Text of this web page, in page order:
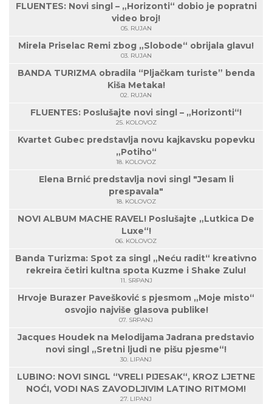
FLUENTES: Novi singl – „Horizonti“ dobio je popratni
video broj!
05. RUJAN
Mirela Priselac Remi zbog „Slobode“ obrijala glavu!
03. RUJAN
BANDA TURIZMA obradila “Pljačkam turiste” benda
Kiša Metaka!
02. RUJAN
FLUENTES: Poslušajte novi singl – „Horizonti“!
25. KOLOVOZ
Kvartet Gubec predstavlja novu kajkavsku popevku
„Potiho“
18. KOLOVOZ
Elena Brnić predstavlja novi singl "Jesam li
prespavala"
18. KOLOVOZ
NOVI ALBUM MACHE RAVEL! Poslušajte „Lutkica De
Luxe“!
06. KOLOVOZ
Banda Turizma: Spot za singl „Neću radit“ kreativno
rekreira četiri kultna spota Kuzme i Shake Zulu!
11. SRPANJ
Hrvoje Burazer Pavešković s pjesmom „Moje misto“
osvojio najviše glasova publike!
07. SRPANJ
Jacques Houdek na Melodijama Jadrana predstavio
novi singl „Sretni ljudi ne pišu pjesme“!
30. LIPANJ
LUBINO: NOVI SINGL “VRELI PIJESAK“, KROZ LJETNE
NOĆI, VODI NAS ZAVODLJIVIM LATINO RITMOM!
27. LIPANJ